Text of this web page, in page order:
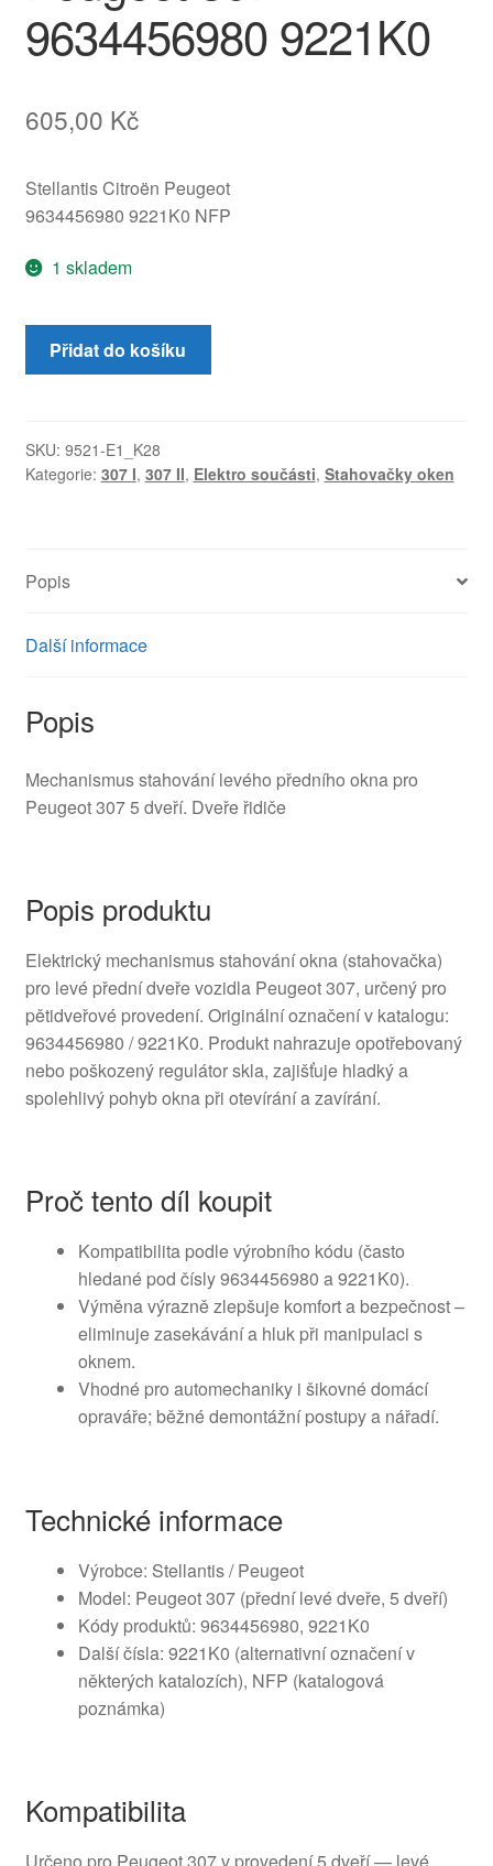
9634456980 9221K0
605,00 Kč
Stellantis Citroën Peugeot
9634456980 9221K0 NFP
1 skladem
Mechanismus
stahování
307
9634456980
Přidat do košíku
SKU: 9521-E1_K28
Kategorie: 307 I, 307 II, Elektro součásti, Stahovačky oken
Popis
Další informace
Popis
Mechanismus stahování levého předního okna pro
Peugeot 307 5 dveří. Dveře řidiče
Popis produktu
Elektrický mechanismus stahování okna (stahovačka)
pro levé přední dveře vozidla Peugeot 307, určený pro
pětidveřové provedení. Originální označení v katalogu:
9634456980 / 9221K0. Produkt nahrazuje opotřebovaný
nebo poškozený regulátor skla, zajišťuje hladký a
spolehlivý pohyb okna při otevírání a zavírání.
Proč tento díl koupit
Kompatibilita podle výrobního kódu (často
hledané pod čísly 9634456980 a 9221K0).
Výměna výrazně zlepšuje komfort a bezpečnost –
eliminuje zasekávání a hluk při manipulaci s
oknem.
Vhodné pro automechaniky i šikovné domácí
opraváře; běžné demontážní postupy a nářadí.
Technické informace
Výrobce: Stellantis / Peugeot
Model: Peugeot 307 (přední levé dveře, 5 dveří)
Kódy produktů: 9634456980, 9221K0
Další čísla: 9221K0 (alternativní označení v
některých katalozích), NFP (katalogová
poznámka)
Kompatibilita